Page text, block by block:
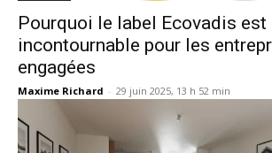
Pourquoi le label Ecovadis est
incontournable pour les
engagées
Maxime Richard - 29 juin 2025, 13 h 52 min